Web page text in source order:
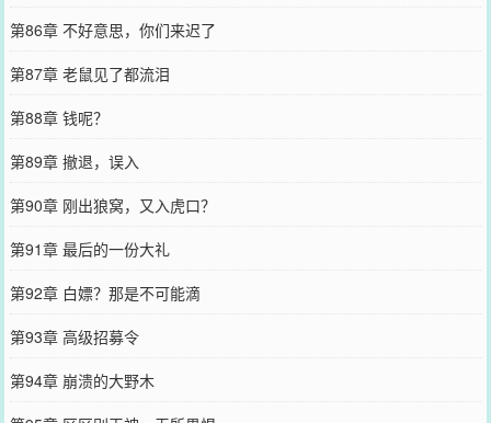
第86章 不好意思，你们来迟了
第87章 老鼠见了都流泪
第88章 钱呢？
第89章 撤退，误入
第90章 刚出狼窝，又入虎口？
第91章 最后的一份大礼
第92章 白嫖？那是不可能滴
第93章 高级招募令
第94章 崩溃的大野木